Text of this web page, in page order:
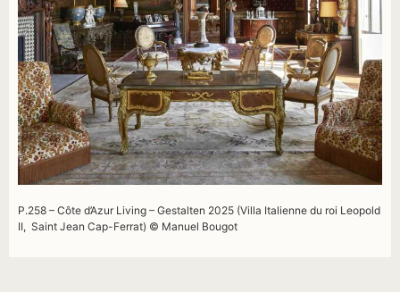
P.258 – Côte d’Azur Living – Gestalten 2025 (Villa Italienne du roi Leopold
II, Saint Jean Cap-Ferrat) © Manuel Bougot